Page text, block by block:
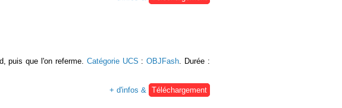
puis que l'on referme. Catégorie UCS :OBJFash . Durée :
+ d'infos &
Téléchargement